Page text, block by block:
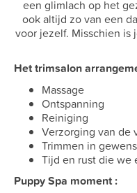
een glimlach op het
ook altijd zo van een
voor jezelf. Misschien is
Het trimsalon
Massage
Ontspanning
Reiniging
Verzorging van de
Trimmen in
Tijd en rust die we
Puppy Spa moment :